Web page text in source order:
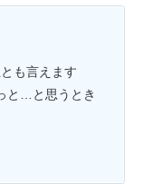
も言えます
と…と思うとき